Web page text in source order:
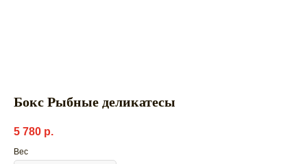
Бокс Рыбные деликатесы
5 780 р.
Вес